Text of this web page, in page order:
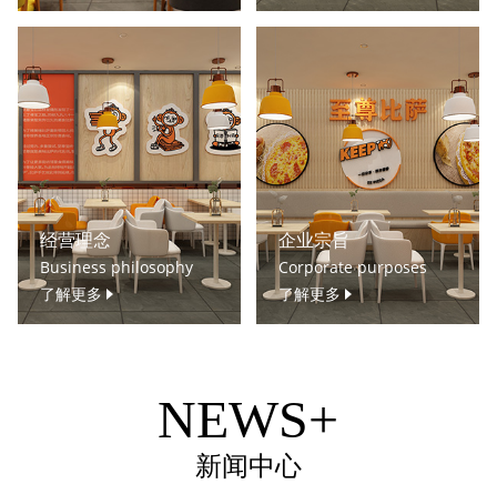
经营理念
Business philosophy
了解更多
企业宗旨
Corporate purposes
了解更多
NEWS+
新闻中心